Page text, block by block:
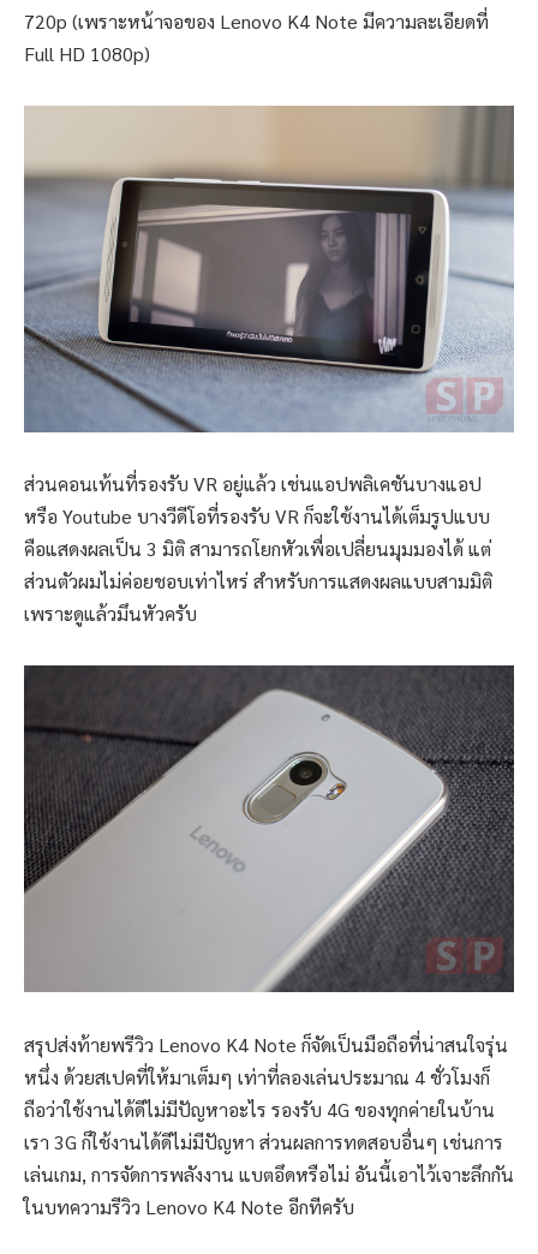
720p (เพราะหน้าจอของ Lenovo K4 Note มีความละเอียดที่
Full HD 1080p)
ส่วนคอนเท้นที่รองรับ VR อยู่แล้ว เช่นแอปพลิเคชันบางแอป
หรือ Youtube บางวีดีโอที่รองรับ VR ก็จะใช้งานได้เต็มรูปแบบ
คือแสดงผลเป็น 3 มิติ สามารถโยกหัวเพื่อเปลี่ยนมุมมองได้ แต่
ส่วนตัวผมไม่ค่อยชอบเท่าไหร่ สำหรับการแสดงผลแบบสามมิติ
เพราะดูแล้วมึนหัวครับ
สรุปส่งท้ายพรีวิว Lenovo K4 Note ก็จัดเป็นมือถือที่น่าสนใจรุ่น
หนึ่ง ด้วยสเปคที่ให้มาเต็มๆ เท่าที่ลองเล่นประมาณ 4 ชั่วโมงก็
ถือว่าใช้งานได้ดีไม่มีปัญหาอะไร รองรับ 4G ของทุกค่ายในบ้าน
เรา 3G ก็ใช้งานได้ดีไม่มีปัญหา ส่วนผลการทดสอบอื่นๆ เช่นการ
เล่นเกม, การจัดการพลังงาน แบตอึดหรือไม่ อันนี้เอาไว้เจาะลึกกัน
ในบทความรีวิว Lenovo K4 Note อีกทีครับ